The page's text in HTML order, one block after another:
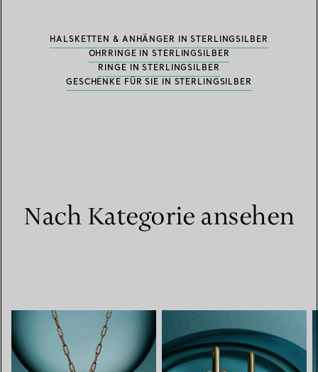
HALSKETTEN & ANHÄNGER IN STERLINGSILBER
OHRRINGE IN STERLINGSILBER
RINGE IN STERLINGSILBER
GESCHENKE FÜR SIE IN STERLINGSILBER
Nach Kategorie ansehen